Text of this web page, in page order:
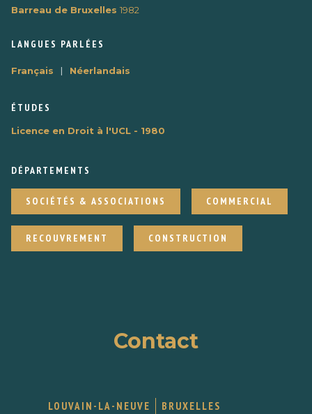
Barreau de Bruxelles 1982
LANGUES PARLÉES
Français | Néerlandais
ÉTUDES
Licence en Droit à l'UCL - 1980
DÉPARTEMENTS
SOCIÉTÉS & ASSOCIATIONS COMMERCIAL
RECOUVREMENT CONSTRUCTION
Contact
LOUVAIN-LA-NEUVE BRUXELLES